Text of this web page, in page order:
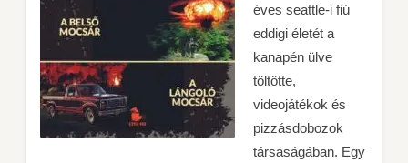
éves seattle-i fiú
eddigi életét a
kanapén ülve
töltötte,
videojátékok és
pizzásdobozok
társaságában. Egy